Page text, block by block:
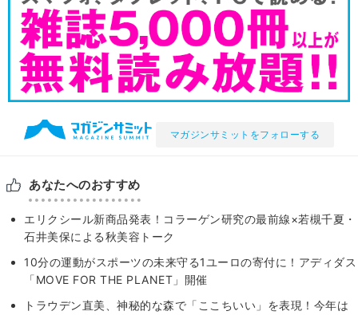
マガジンサミットをフォローする
あなたへのおすすめ
エリクシール新商品発表！コラーゲン研究の最前線×若槻千夏・
石井美保による秋美容トーク
10分の運動がスポーツの未来守る1ユーロの寄付に！アディダス
「MOVE FOR THE PLANET」開催
トラウデン直美、神秘的な森で「ここちいい」を表現！今年は